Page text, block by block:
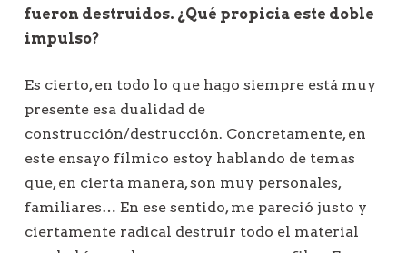
fueron destruidos. ¿Qué propicia este doble
impulso?
Es cierto, en todo lo que hago siempre está muy
presente esa dualidad de
construcción/destrucción. Concretamente, en
este ensayo fílmico estoy hablando de temas
que, en cierta manera, son muy personales,
familiares… En ese sentido, me pareció justo y
ciertamente radical destruir todo el material